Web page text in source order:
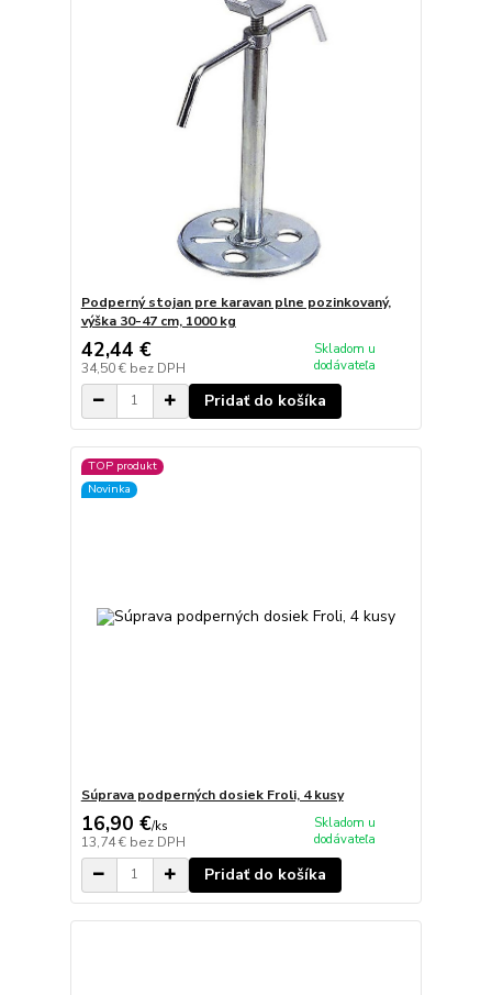
Podperný stojan pre karavan plne pozinkovaný,
výška 30-47 cm, 1000 kg
42,44 €
34,50 € bez DPH
Skladom u
dodávateľa
Pridať do košíka
TOP produkt
Novinka
Súprava podperných dosiek Froli, 4 kusy
16,90 €/ks
13,74 € bez DPH
Skladom u
dodávateľa
Pridať do košíka